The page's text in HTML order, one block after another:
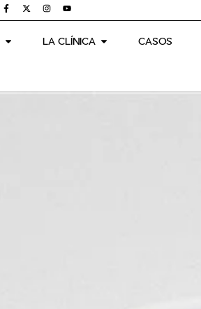
LA CLÍNICA CASOS